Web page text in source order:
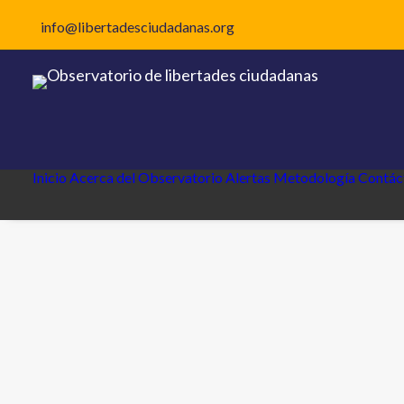
info@libertadesciudadanas.org
Inicio Acerca del Observatorio Alertas Metodología